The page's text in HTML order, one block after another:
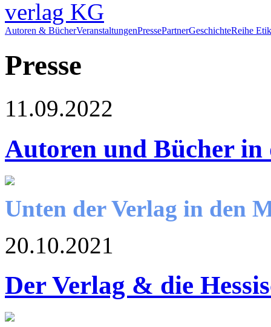
Autoren & BücherVeranstaltungenPressePartnerGeschichteReihe
Presse
11.09.2022
Autoren und Bücher in
Unten der Verlag in den
20.10.2021
Der Verlag & die